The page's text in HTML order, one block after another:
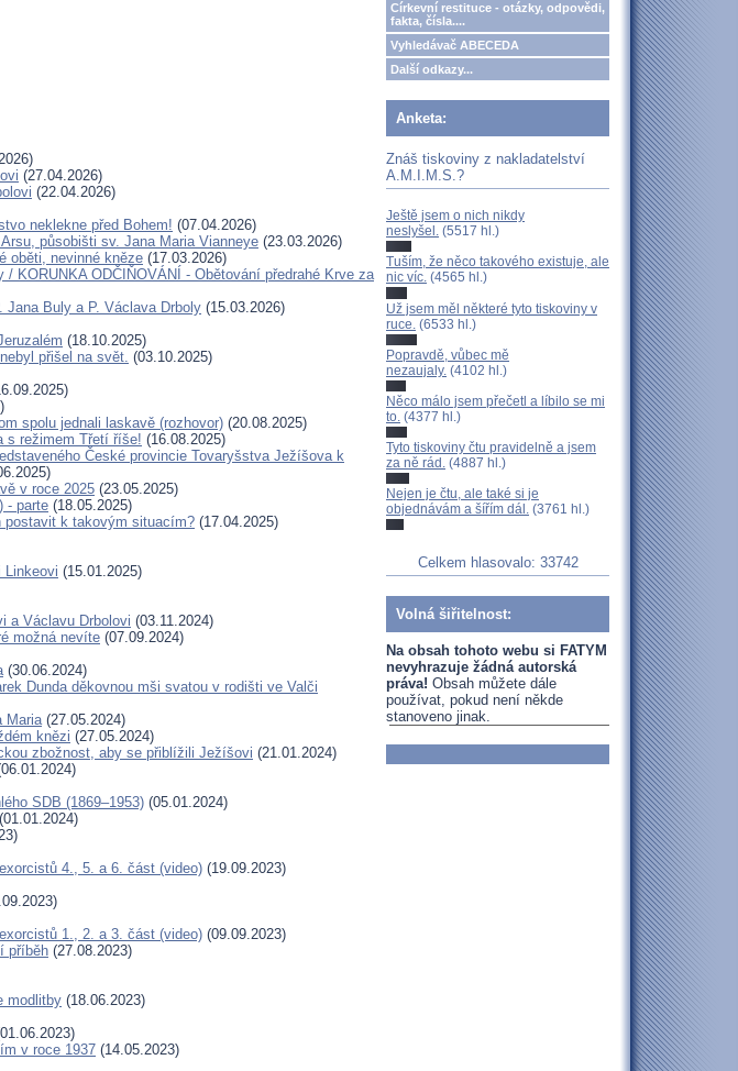
(27.04.2026)
(22.04.2026)
neklekne před Bohem! (07.04.2026)
působišti sv. Jana Maria Vianneye (23.03.2026)
oběti, nevinné kněze (17.03.2026)
KORUNKA ODČIŇOVÁNÍ - Obětování předrahé Krve za
Jana Buly a P. Václava Drboly (15.03.2026)
(18.10.2025)
přišel na svět. (03.10.2025)
spolu jednali laskavě (rozhovor) (20.08.2025)
s režimem Třetí říše! (16.08.2025)
České provincie Tovaryšstva Ježíšova k
v roce 2025 (23.05.2025)
- parte (18.05.2025)
postavit k takovým situacím? (17.04.2025)
Linkeovi (15.01.2025)
a Václavu Drbolovi (03.11.2024)
možná nevíte (07.09.2024)
(30.06.2024)
Dunda děkovnou mši svatou v rodišti ve Valči
Maria(27.05.2024)
knězi (27.05.2024)
zbožnost, aby se přiblížili Ježíšovi (21.01.2024)
SDB (1869–1953) (05.01.2024)
(01.01.2024)
4., 5. a 6. část (video) (19.09.2023)
1., 2. a 3. část (video) (09.09.2023)
příběh (27.08.2023)
modlitby (18.06.2023)
v roce 1937 (14.05.2023)
Církevní restituce - otázky, odpovědi,
fakta, čísla....
Vyhledávač ABECEDA
Další odkazy...
Anketa:
Znáš tiskoviny z nakladatelství
A.M.I.M.S.?
Ještě jsem o nich nikdy
neslyšel. (5517 hl.)
Tuším, že něco takového existuje, ale
nic víc. (4565 hl.)
Už jsem měl některé tyto tiskoviny v
ruce. (6533 hl.)
Popravdě, vůbec mě
nezaujaly. (4102 hl.)
Něco málo jsem přečetl a líbilo se mi
to. (4377 hl.)
Tyto tiskoviny čtu pravidelně a jsem
za ně rád. (4887 hl.)
Nejen je čtu, ale také si je
objednávám a šířím dál. (3761 hl.)
Celkem hlasovalo: 33742
Volná šiřitelnost:
Na obsah tohoto webu si FATYM
nevyhrazuje žádná autorská
práva! Obsah můžete dále
používat, pokud není někde
stanoveno jinak.